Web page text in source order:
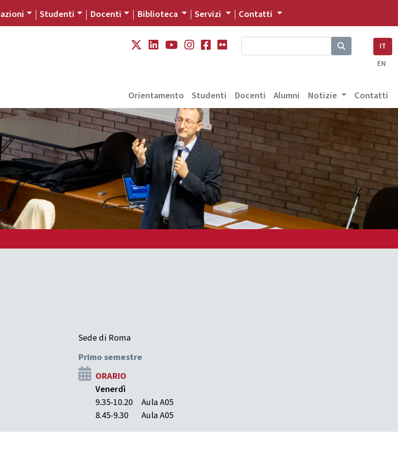
Studenti Docenti Biblioteca Servizi Contatti
IT
EN
Orientamento Studenti Docenti Alumni Notizie Contatti
Sede di Roma
Primo semestre
ORARIO
Venerdì
9.35-10.20
Aula A05
8.45-9.30
Aula A05